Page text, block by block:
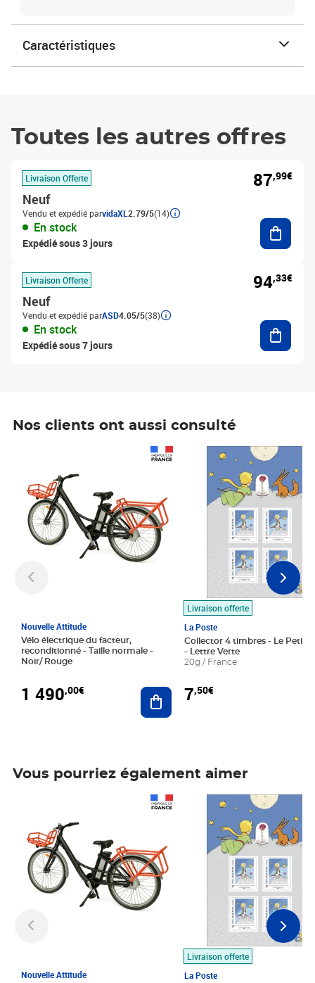
Caractéristiques
Toutes les autres offres
Livraison Offerte
Neuf
Vendu et expédié parvidaXL 2.79/5(14)
En stock
Expédié sous 3 jours
87,99€
Livraison Offerte
Neuf
Vendu et expédié parASD4.05/5(38)
En stock
Expédié sous 7 jours
94,33€
Nos clients ont aussi consulté
Nouvelle Attitude
Vélo électrique du facteur,
reconditionné - Taille normale -
Noir/ Rouge
1 490,00€ Ajouter au panier
Livraison offerte
La Poste
Collector 4 timbres - Le Petit
- Lettre Verte
20g / France
7,50€
Prix 7,50€
Vous pourriez également aimer
Nouvelle Attitude
Livraison offerte
La Poste
Prix 7,50€